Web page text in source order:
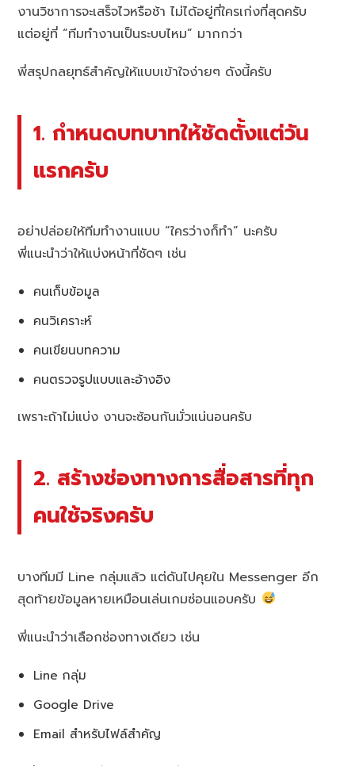
งานวิชาการจะเสร็จไวหรือช้า ไม่ได้อยู่ที่ใครเก่งที่สุดครับ
แต่อยู่ที่ “ทีมทำงานเป็นระบบไหม” มากกว่า
พี่สรุปกลยุทธ์สำคัญให้แบบเข้าใจง่ายๆ ดังนี้ครับ
1. กำหนดบทบาทให้ชัดตั้งแต่วัน
แรกครับ
อย่าปล่อยให้ทีมทำงานแบบ “ใครว่างก็ทำ” นะครับ
พี่แนะนำว่าให้แบ่งหน้าที่ชัดๆ เช่น
คนเก็บข้อมูล
คนวิเคราะห์
คนเขียนบทความ
คนตรวจรูปแบบและอ้างอิง
เพราะถ้าไม่แบ่ง งานจะซ้อนกันมั่วแน่นอนครับ
2. สร้างช่องทางการสื่อสารที่ทุก
คนใช้จริงครับ
บางทีมมี Line กลุ่มแล้ว แต่ดันไปคุยใน Messenger อีก
สุดท้ายข้อมูลหายเหมือนเล่นเกมซ่อนแอบครับ
พี่แนะนำว่าเลือกช่องทางเดียว เช่น
Line กลุ่ม
Google Drive
Email สำหรับไฟล์สำคัญ